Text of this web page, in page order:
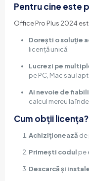
Pentru cine este
Office Pro Plus 2024
Dorești o soluție
licență unică.
Lucrezi pe
pe PC, Mac sau
Ai nevoie de
calcul mereu la
Cum obții licența?
Achiziționează de
Primești codul pe
Descarcă și